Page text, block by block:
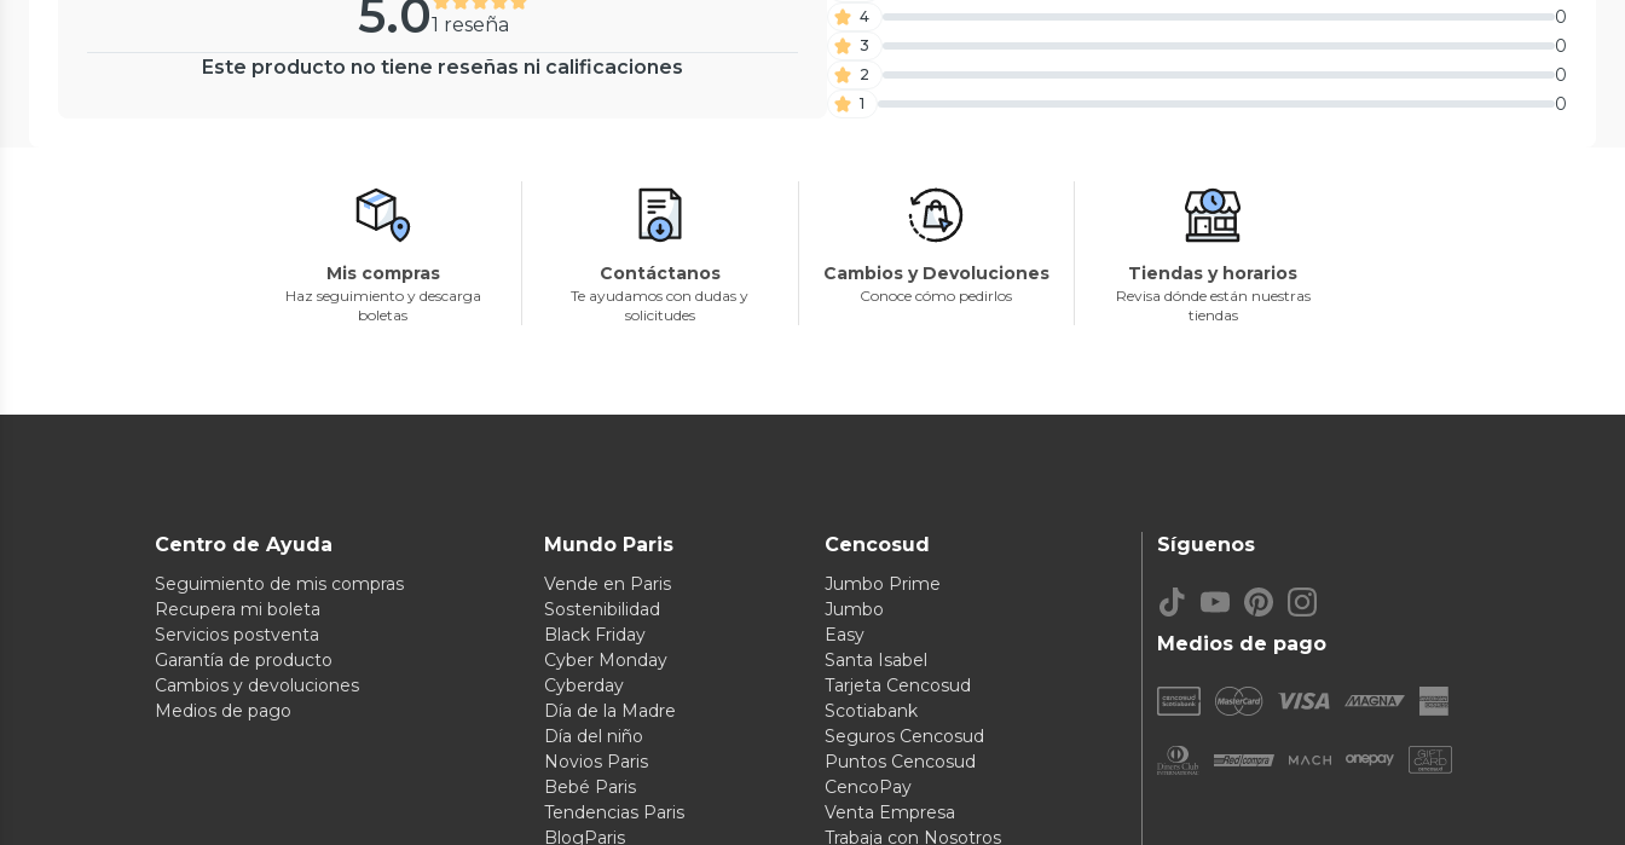
5.01 reseña
Este producto no tiene reseñas ni calificaciones
4 0
3 0
2 0
1 0
Mis compras
Haz seguimiento y descarga
boletas
Contáctanos
Te ayudamos con dudas y
solicitudes
Cambios y Devoluciones
Conoce cómo pedirlos
Tiendas y horarios
Revisa dónde están nuestras
tiendas
Centro de Ayuda
Seguimiento de mis compras
Recupera mi boleta
Servicios postventa
Garantía de producto
Cambios y devoluciones
Medios de pago
Mundo Paris
Vende en Paris
Sostenibilidad
Black Friday
Cyber Monday
Cyberday
Día de la Madre
Día del niño
Novios Paris
Bebé Paris
Tendencias Paris
BlogParis
Cencosud
Jumbo Prime
Jumbo
Easy
Santa Isabel
Tarjeta Cencosud
Scotiabank
Seguros Cencosud
Puntos Cencosud
CencoPay
Venta Empresa
Trabaja con Nosotros
Medios de pago
Síguenos